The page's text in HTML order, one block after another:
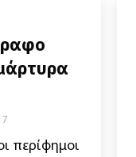
περίφημοι